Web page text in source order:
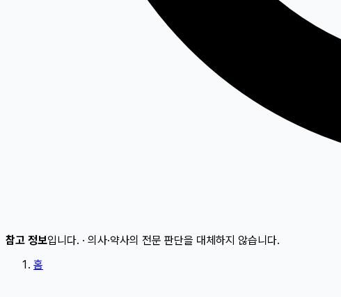
참고 정보입니다. · 의사·약사의 전문 판단을 대체하지 않습니다.
홈